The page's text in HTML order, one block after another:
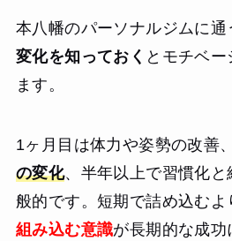
本八幡のパーソナルジムに通
変化を知っておく とモチベ
ます。
1ヶ月目は体力や姿勢の改善、
の変化、半年以上で習慣化
般的です。短期で詰め込むよ
組み込む意識が長期的な成功